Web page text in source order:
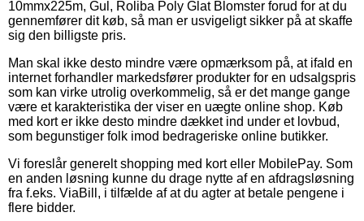
10mmx225m, Gul, Roliba Poly Glat Blomster forud for at du
gennemfører dit køb, så man er usvigeligt sikker på at skaffe
sig den billigste pris.
Man skal ikke desto mindre være opmærksom på, at ifald en
internet forhandler markedsfører produkter for en udsalgspris
som kan virke utrolig overkommelig, så er det mange gange
være et karakteristika der viser en uægte online shop. Køb
med kort er ikke desto mindre dækket ind under et lovbud,
som begunstiger folk imod bedrageriske online butikker.
Vi foreslår generelt shopping med kort eller MobilePay. Som
en anden løsning kunne du drage nytte af en afdragsløsning
fra f.eks. ViaBill, i tilfælde af at du agter at betale pengene i
flere bidder.